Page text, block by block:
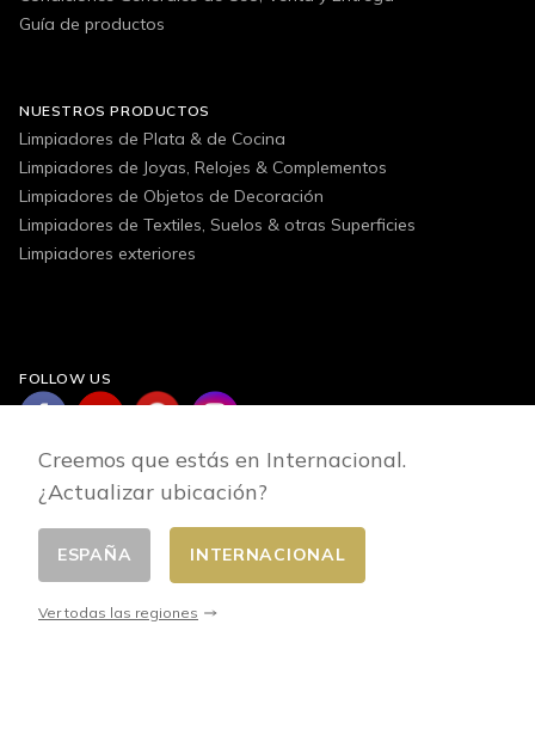
Guía de productos
NUESTROS PRODUCTOS
Limpiadores de Plata & de Cocina
Limpiadores de Joyas, Relojes & Complementos
Limpiadores de Objetos de Decoración
Limpiadores de Textiles, Suelos & otras Superficies
Limpiadores exteriores
FOLLOW US
Cambiar pais
Creemos que estás en Internacional.
¿Actualizar ubicación?
ESPAÑA INTERNACIONAL
Ver todas las regiones